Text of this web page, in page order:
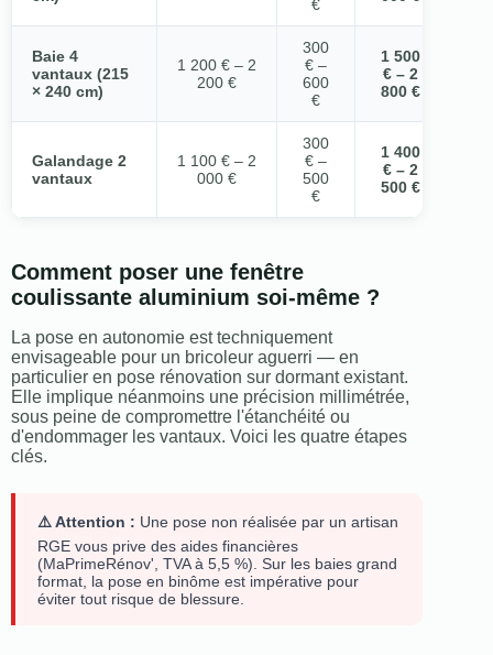
€
Baie 4
vantaux (215
× 240 cm)
1 200 € – 2
200 €
300
€ –
600
€
1 500
€ – 2
800 €
Galandage 2
vantaux
1 100 € – 2
000 €
300
€ –
500
€
1 400
€ – 2
500 €
Comment poser une fenêtre
coulissante aluminium soi-même ?
La pose en autonomie est techniquement
envisageable pour un bricoleur aguerri — en
particulier en pose rénovation sur dormant existant.
Elle implique néanmoins une précision millimétrée,
sous peine de compromettre l'étanchéité ou
d'endommager les vantaux. Voici les quatre étapes
clés.
⚠️ Attention : Une pose non réalisée par un artisan
RGE vous prive des aides financières
(MaPrimeRénov', TVA à 5,5 %). Sur les baies grand
format, la pose en binôme est impérative pour
éviter tout risque de blessure.